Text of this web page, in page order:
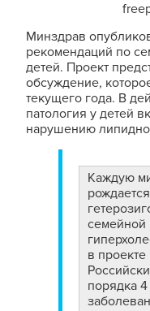
Минздрав
рекомендаций по
детей. Проект
обсуждение,
текущего года. В
патология у детей
нарушению
Каждую
семейной
в
порядка